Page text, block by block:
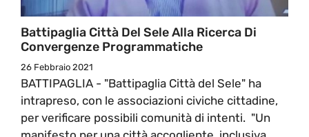
Battipaglia Città Del Sele Alla Ricerca Di
Convergenze Programmatiche
26 Febbraio 2021
BATTIPAGLIA - "Battipaglia Città del Sele" ha
intrapreso, con le associazioni civiche cittadine,
per verificare possibili comunità di intenti. "Un